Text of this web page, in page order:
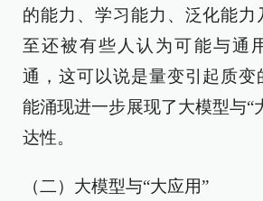
的能力、学习能力、泛化能力
至还被有些人认为可能与通
通，这可以说是量变引起质变
能涌现进一步展现了大模型与“
达性。
（二）大模型与“大应用”